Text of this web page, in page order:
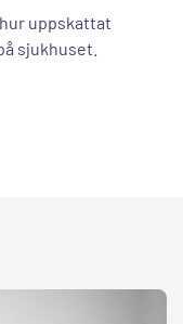
uppskattat
sjukhuset.